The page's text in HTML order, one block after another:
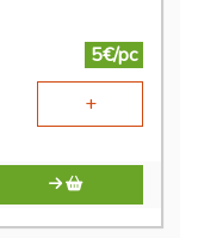
5€/pc
+